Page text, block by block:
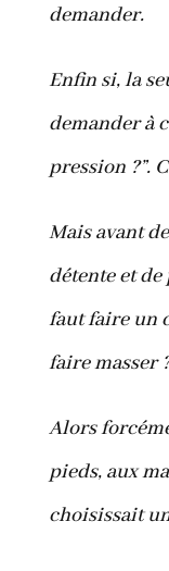
demander.
Enfin si, la
demander à
pression ?”.
Mais avant
détente et
faut faire un
faire masser
Alors
pieds, aux
choisissait